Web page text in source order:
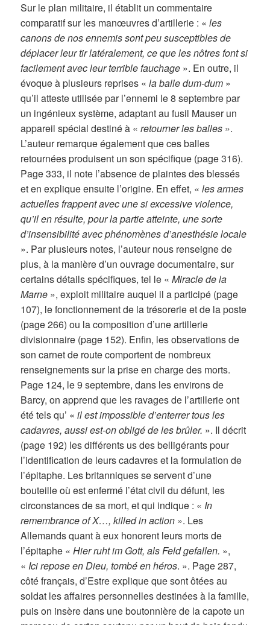
Sur le plan militaire, il établit un commentaire
comparatif sur les manœuvres d’artillerie : «les
canons de nos ennemis sont peu susceptibles de
déplacer leur tir latéralement, ce que les nôtres font si
facilement avec leur terrible fauchage ». En outre, il
évoque à plusieurs reprises «la balle dum-dum »
qu’il atteste utilisée par l’ennemi le 8 septembre par
un ingénieux système, adaptant au fusil Mauser un
appareil spécial destiné à «retourner les balles ».
L’auteur remarque également que ces balles
retournées produisent un son spécifique (page 316).
Page 333, il note l’absence de plaintes des blessés
et en explique ensuite l’origine. En effet, «les armes
actuelles frappent avec une si excessive violence,
qu’il en résulte, pour la partie atteinte, une sorte
d’insensibilité avec phénomènes d’anesthésie locale
». Par plusieurs notes, l’auteur nous renseigne de
plus, à la manière d’un ouvrage documentaire, sur
certains détails spécifiques, tel le «Miracle de la
Marne », exploit militaire auquel il a participé (page
107), le fonctionnement de la trésorerie et de la poste
(page 266) ou la composition d’une artillerie
divisionnaire (page 152). Enfin, les observations de
son carnet de route comportent de nombreux
renseignements sur la prise en charge des morts.
Page 124, le 9 septembre, dans les environs de
Barcy, on apprend que les ravages de l’artillerie ont
été tels qu’ « il est impossible d’enterrer tous les
cadavres, aussi est-on obligé de les brûler. ». Il décrit
(page 192) les différents us des belligérants pour
l’identification de leurs cadavres et la formulation de
l’épitaphe. Les britanniques se servent d’une
bouteille où est enfermé l’état civil du défunt, les
circonstances de sa mort, et qui indique : « In
remembrance of X…, killed in action ». Les
Allemands quant à eux honorent leurs morts de
l’épitaphe «Hier ruht im Gott, als Feld gefallen. »,
« Ici repose en Dieu, tombé en héros. ». Page 287,
côté français, d’Estre explique que sont ôtées au
soldat les affaires personnelles destinées à la famille,
puis on insère dans une boutonnière de la capote un